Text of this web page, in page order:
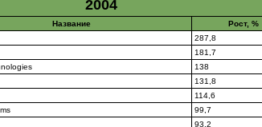
2004
Название
Рост, %
287,8
181,7
138
131,8
114,6
99,7
93,2